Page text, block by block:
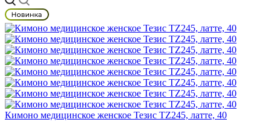
Кимоно медицинское женское Тезис TZ245, латте, 40